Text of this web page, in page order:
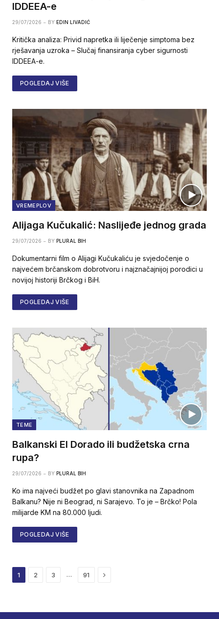
IDDEEA-e
29/07/2026 BY EDIN LIVADIĆ
Kritička analiza: Privid napretka ili liječenje simptoma bez
rješavanja uzroka – Slučaj finansiranja cyber sigurnosti
IDDEEA-e.
POGLEDAJ VIŠE
VREMEPLOV
Alijaga Kučukalić: Naslijeđe jednog grada
29/07/2026 BY PLURAL BIH
Dokumentarni film o Alijagi Kučukaliću je svjedočenje o
najvećem brčanskom dobrotvoru i najznačajnijoj porodici u
novijoj historiji Brčkog i BiH.
POGLEDAJ VIŠE
TEME
Balkanski El Dorado ili budžetska crna
rupa?
29/07/2026 BY PLURAL BIH
Ko ima najveći budžet po glavi stanovnika na Zapadnom
Balkanu? Nije ni Beograd, ni Sarajevo. To je – Brčko! Pola
milijarde KM na 80.000 ljudi.
POGLEDAJ VIŠE
1 2 3 … 91 Next